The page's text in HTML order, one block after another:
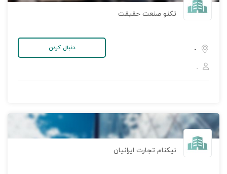
تکنو صنعت حقیقت
-
-
دنبال کردن
نیکنام تجارت ایرانیان